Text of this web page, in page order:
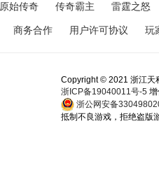
原始传奇 传奇霸主 雷霆之怒
商务合作 用户许可协议 玩
Copyright © 2021 浙江天
浙ICP备19040011号-5
浙公网安备
抵制不良游戏，拒绝盗版